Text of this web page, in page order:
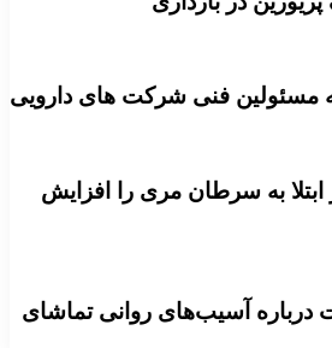
مسئولین فنی شرکت های دارویی
به سرطان مری را افزایش
آسیب‌های روانی تماشای